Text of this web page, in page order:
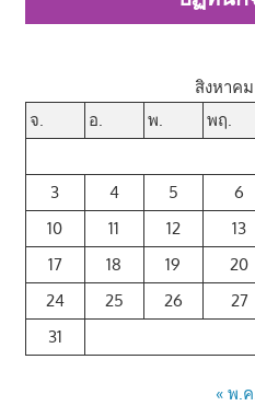
สิงหาค
จ.
อ. พ. พฤ.
3
4 5 6
10
11 12 13
17
18 19 20
24
25 26 27
31
« พ.